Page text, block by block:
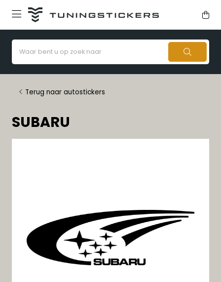
Terug naar autostickers
SUBARU